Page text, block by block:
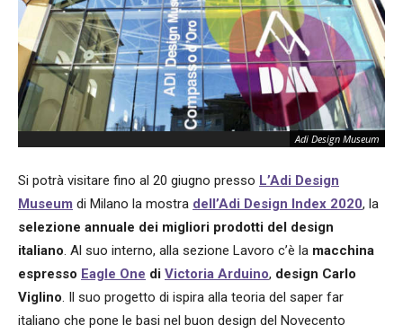
Adi Design Museum
Si potrà visitare fino al 20 giugno presso L’Adi Design
Museum di Milano la mostra dell’Adi Design Index 2020, la
selezione annuale dei migliori prodotti del design
italiano. Al suo interno, alla sezione Lavoro c’è la macchina
espresso Eagle One di Victoria Arduino, design Carlo
Viglino. Il suo progetto di ispira alla teoria del saper far
italiano che pone le basi nel buon design del Novecento